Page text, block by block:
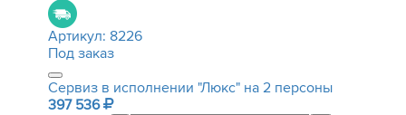
Артикул: 8226
Под заказ
Сервиз в исполнении "Люкс" на 2 персоны
397 536